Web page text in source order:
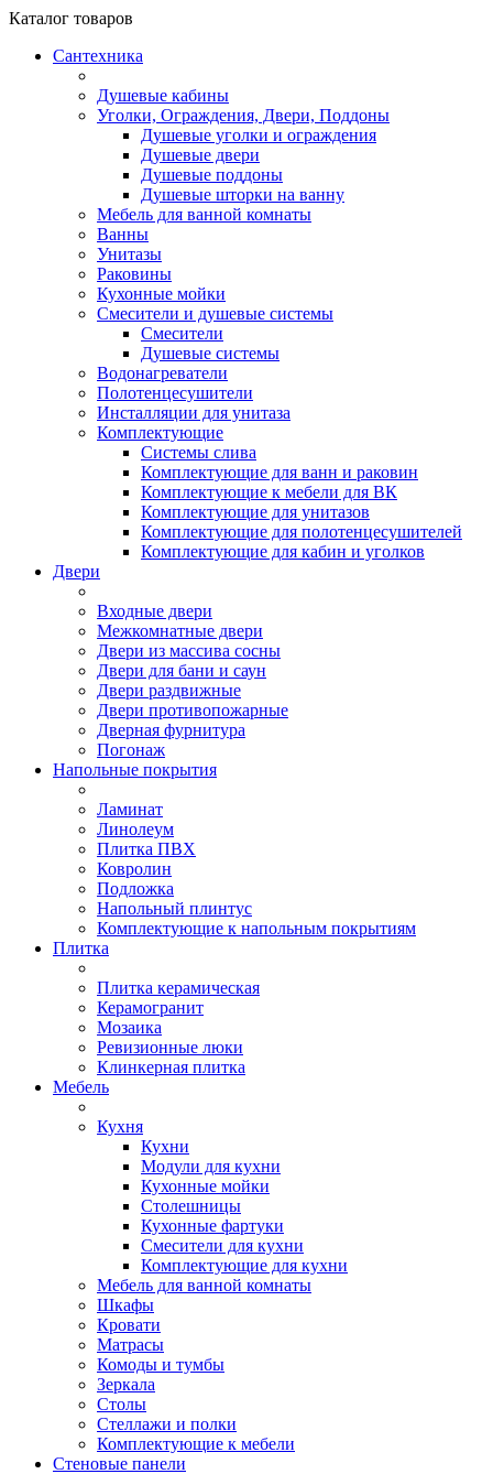
Каталог товаров
Сантехника
Душевые кабины
Уголки, Ограждения, Двери, Поддоны
Душевые уголки и ограждения
Душевые двери
Душевые поддоны
Душевые шторки на ванну
Мебель для ванной комнаты
Ванны
Унитазы
Раковины
Кухонные мойки
Смесители и душевые системы
Смесители
Душевые системы
Водонагреватели
Полотенцесушители
Инсталляции для унитаза
Комплектующие
Системы слива
Комплектующие для ванн и раковин
Комплектующие к мебели для ВК
Комплектующие для унитазов
Комплектующие для полотенцесушителей
Комплектующие для кабин и уголков
Двери
Входные двери
Межкомнатные двери
Двери из массива сосны
Двери для бани и саун
Двери раздвижные
Двери противопожарные
Дверная фурнитура
Погонаж
Напольные покрытия
Ламинат
Линолеум
Плитка ПВХ
Ковролин
Подложка
Напольный плинтус
Комплектующие к напольным покрытиям
Плитка
Плитка керамическая
Керамогранит
Мозаика
Ревизионные люки
Клинкерная плитка
Мебель
Кухня
Кухни
Модули для кухни
Кухонные мойки
Столешницы
Кухонные фартуки
Смесители для кухни
Комплектующие для кухни
Мебель для ванной комнаты
Шкафы
Кровати
Матрасы
Комоды и тумбы
Зеркала
Столы
Стеллажи и полки
Комплектующие к мебели
Стеновые панели